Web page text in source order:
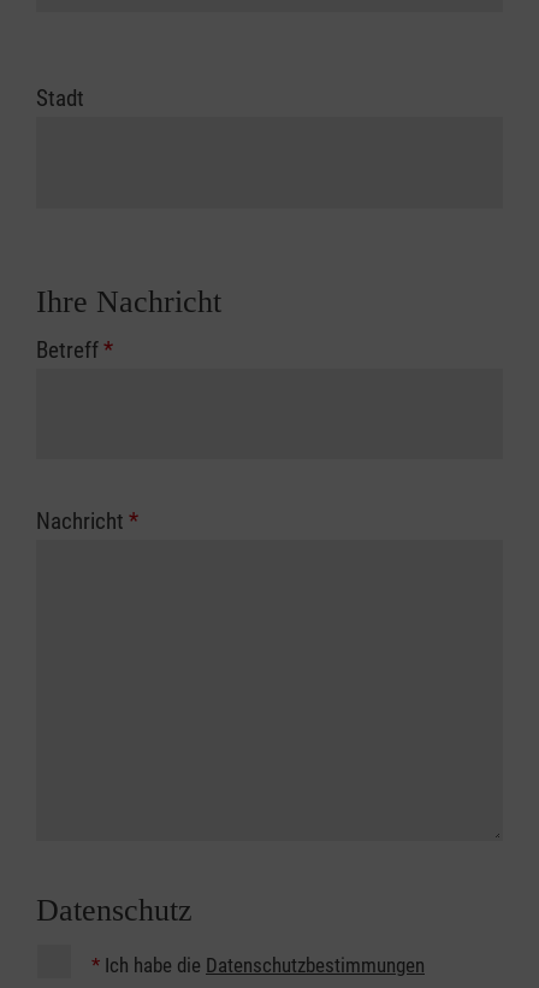
Stadt
Ihre Nachricht
Betreff*
Nachricht *
Datenschutz
* Ich habe die Datenschutzbestimmungen